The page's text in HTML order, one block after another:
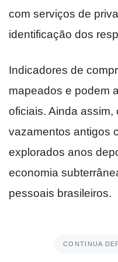
com serviços de
identificação dos
Indicadores de
mapeados e podem
oficiais. Ainda
vazamentos antigos
explorados anos
economia
pessoais brasileiros.
CONTINUA